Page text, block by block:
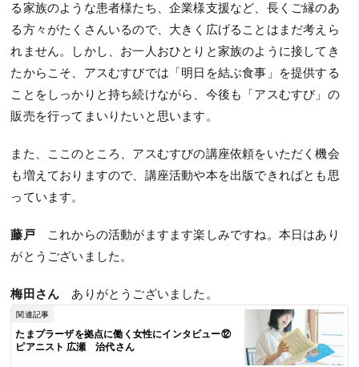
る家族のような患者様たち、企業様支援など、長くご縁のあ
る方々がたくさんいるので、大きく広げることはまだ考えら
れません。しかし、お一人おひとりと家族のように接してき
たからこそ、アスむすびでは「明日を結ぶ食事」を提供する
ことをしっかりと持ち続けながら、今後も「アスむすび」の
販売を行ってまいりたいと思います。
また、ここのところ、アスむすびの講座依頼をいただく機会
も増えておりますので、講座活動や本を出版できればとも思
っています。
藤戸これからの活動がますます楽しみですね。本日はあり
がとうございました。
梅田さん ありがとうございました。
関連記事
たまプラーザを拠点に働く女性にインタビュー⑫
ピアニスト 広瀬 治代さん